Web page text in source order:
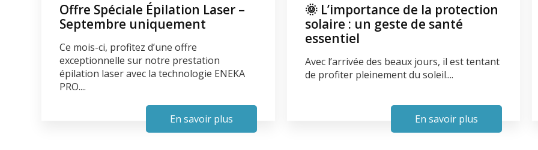
Offre Spéciale Épilation Laser –
Septembre uniquement
Ce mois-ci, profitez d’une offre
exceptionnelle sur notre prestation
épilation laser avec la technologie ENEKA
PRO....
En savoir plus
🌞 L’importance de la protection
solaire : un geste de santé
essentiel
Avec l’arrivée des beaux jours, il est tentant
de profiter pleinement du soleil....
En savoir plus